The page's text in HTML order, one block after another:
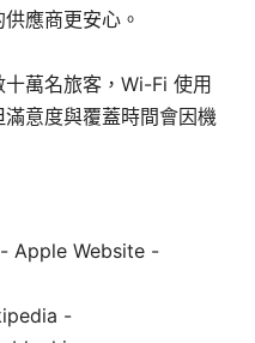
應商更安心。
萬名旅客，Wi-Fi 使用
意度與覆蓋時間會因機
Apple Website -
-